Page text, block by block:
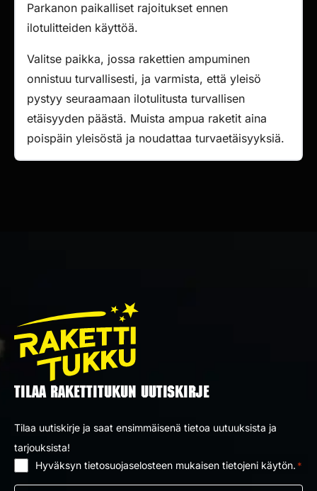
Parkanon paikalliset rajoitukset ennen
ilotulitteiden käyttöä.
Valitse paikka, jossa rakettien ampuminen
onnistuu turvallisesti, ja varmista, että yleisö
pystyy seuraamaan ilotulitusta turvallisen
etäisyyden päästä. Muista ampua raketit aina
poispäin yleisöstä ja noudattaa turvaetäisyyksiä.
TILAA RAKETTITUKUN UUTISKIRJE
Tilaa uutiskirje ja saat ensimmäisenä tietoa uutuuksista ja
tarjouksista!
Hyväksyn tietosuojaselosteen mukaisen tietojeni käytön. *